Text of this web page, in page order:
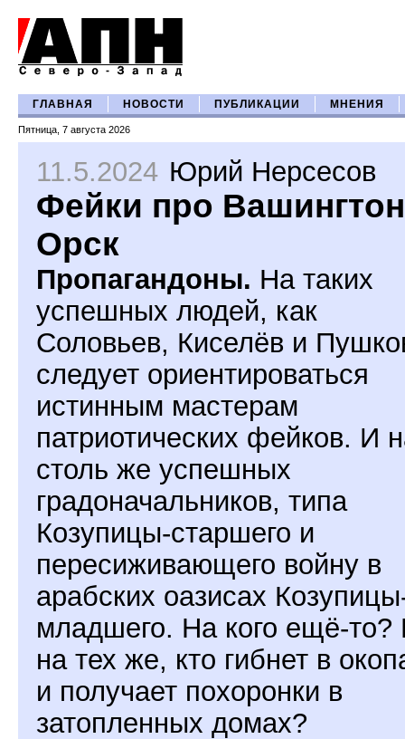
ГЛАВНАЯ НОВОСТИ ПУБЛИКАЦИИ МНЕНИЯ
Пятница, 7 августа 2026
11.5.2024 Юрий Нерсесов
Фейки про
Орск
Пропагандоны. На таких
успешных людей, как
Соловьев, Киселёв и
следует ориентироваться
истинным мастерам
патриотических фейков. И
столь же успешных
градоначальников, типа
Козупицы-старшего и
пересиживающего войну в
арабских оазисах
младшего. На кого ещё-то?
на тех же, кто гибнет в
и получает похоронки в
затопленных домах?